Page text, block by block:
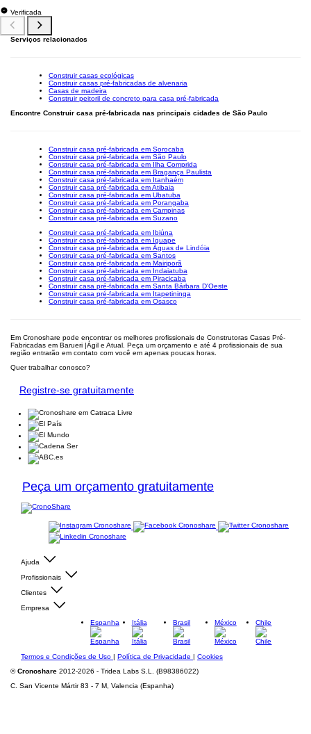
Verificada
Serviços relacionados
Construir casas ecológicas
Construir casas pré-fabricadas de alvenaria
Casas de madeira
Construir peitoril de concreto para casa pré-fabricada
Encontre Construir casa pré-fabricada nas principais cidades de São Paulo
Construir casa pré-fabricada em Sorocaba
Construir casa pré-fabricada em São Paulo
Construir casa pré-fabricada em Ilha Comprida
Construir casa pré-fabricada em Bragança Paulista
Construir casa pré-fabricada em Itanhaém
Construir casa pré-fabricada em Atibaia
Construir casa pré-fabricada em Ubatuba
Construir casa pré-fabricada em Porangaba
Construir casa pré-fabricada em Campinas
Construir casa pré-fabricada em Suzano
Construir casa pré-fabricada em Ibiúna
Construir casa pré-fabricada em Iguape
Construir casa pré-fabricada em Águas de Lindóia
Construir casa pré-fabricada em Santos
Construir casa pré-fabricada em Mairiporã
Construir casa pré-fabricada em Indaiatuba
Construir casa pré-fabricada em Piracicaba
Construir casa pré-fabricada em Santa Bárbara D'Oeste
Construir casa pré-fabricada em Itapetininga
Construir casa pré-fabricada em Osasco
Em Cronoshare pode encontrar os melhores profissionais de Construtoras Casas Pré-
Fabricadas em Barueri |Ágil e Atual. Peça um orçamento e até 4 profissionais de sua
região entrarão em contato com você em apenas poucas horas.
Quer trabalhar conosco?
Registre-se gratuitamente
Peça um orçamento gratuitamente
Ajuda
Profissionais
Clientes
Empresa
Espanha
Itália Brasil México Chile
Termos e Condições de Uso | Política de Privacidade | Cookies
©Cronoshare 2012-2026 - Tridea Labs S.L. (B98386022)
C. San Vicente Mártir 83 - 7 M, Valencia (Espanha)